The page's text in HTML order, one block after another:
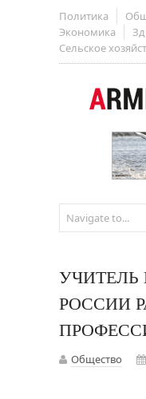
Политика
Экономика
Сельское
УЧИТЕЛЬ
РОССИИ
Общество